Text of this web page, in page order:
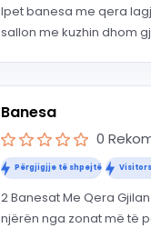
Ipet banesa me qera
sallon me kuzhin dhom
Banesa
0
Përgjigjje të shpejtë
2 Banesat Me Qera
njërën nga zonat më të